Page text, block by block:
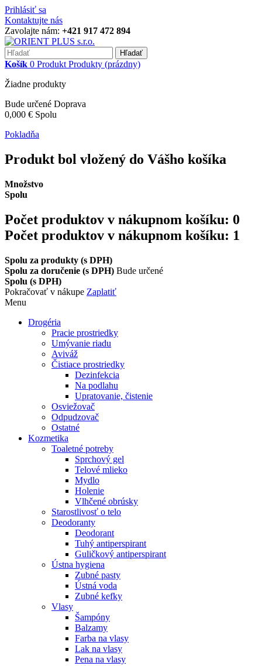
Prihlásiť sa
Kontaktujte nás
Zavolajte nám: +421 917 472 894
Hľadať
Košík 0 Produkt Produkty (prázdny)
Žiadne produkty
Bude určené Doprava
0,000 € Spolu
Pokladňa
Produkt bol vložený do Vášho košíka
Množstvo
Spolu
Počet produktov v nákupnom košíku: 0
Počet produktov v nákupnom košíku: 1
Spolu za produkty (s DPH)
Spolu za doručenie (s DPH) Bude určené
Spolu (s DPH)
Pokračovať v nákupe Zaplatiť
Menu
Drogéria
Pracie prostriedky
Umývanie riadu
Aviváž
Čistiace prostriedky
Dezinfekcia
Na podlahu
Upratovanie, čistenie
Osviežovač
Odpudzovač
Ostatné
Kozmetika
Toaletné potreby
Sprchový gel
Telové mlieko
Mydlo
Holenie
Vlhčené obrúsky
Starostlivosť o telo
Deodoranty
Deodorant
Tuhý antiperspirant
Guličkový antiperspirant
Ústna hygiena
Zubné pasty
Ústná voda
Zubné kefky
Vlasy
Šampóny
Balzamy
Farba na vlasy
Lak na vlasy
Pena na vlasy